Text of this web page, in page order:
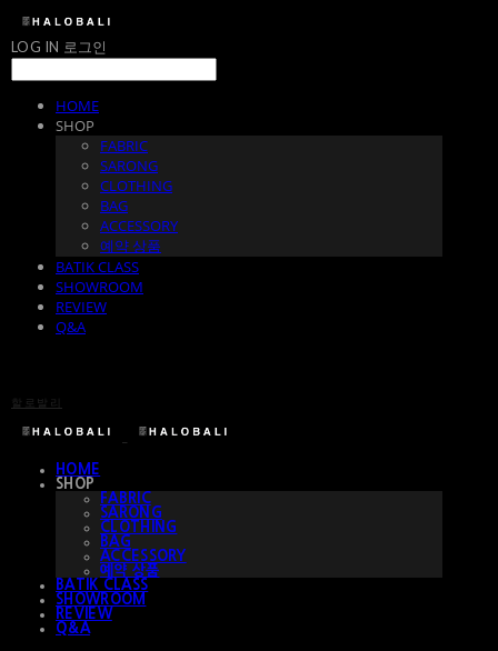
LOG IN 로그인
HOME
SHOP
FABRIC
SARONG
CLOTHING
BAG
ACCESSORY
예약 상품
BATIK CLASS
SHOWROOM
REVIEW
Q&A
할로발리
HOME
SHOP
FABRIC
SARONG
CLOTHING
BAG
ACCESSORY
예약 상품
BATIK CLASS
SHOWROOM
REVIEW
Q&A